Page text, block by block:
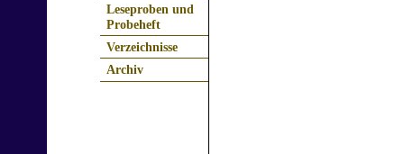
Leseproben und
Probeheft
Verzeichnisse
Archiv